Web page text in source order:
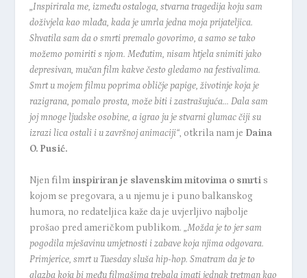
„Inspirirala me, između ostaloga, stvarna tragedija koju sam
doživjela kao mlađa, kada je umrla jedna moja prijateljica.
Shvatila sam da o smrti premalo govorimo, a samo se tako
možemo pomiriti s njom. Međutim, nisam htjela snimiti jako
depresivan, mučan film kakve često gledamo na festivalima.
Smrt u mojem filmu poprima obličje papige, životinje koja je
razigrana, pomalo prosta, može biti i zastrašujuća… Dala sam
joj mnoge ljudske osobine, a igrao ju je stvarni glumac čiji su
izrazi lica ostali i u završnoj animaciji“, otkrila nam je Daina
O. Pusić.
Njen film inspiriran je slavenskim mitovima o smrtis
kojom se pregovara, a u njemu je i puno balkanskog
humora, no redateljica kaže da je uvjerljivo najbolje
prošao pred američkom publikom. „Možda je to jer sam
pogodila mješavinu umjetnosti i zabave koja njima odgovara.
Primjerice, smrt u Tuesdaysluša hip-hop. Smatram da je to
glazba koja bi među filmašima trebala imati jednak tretman kao